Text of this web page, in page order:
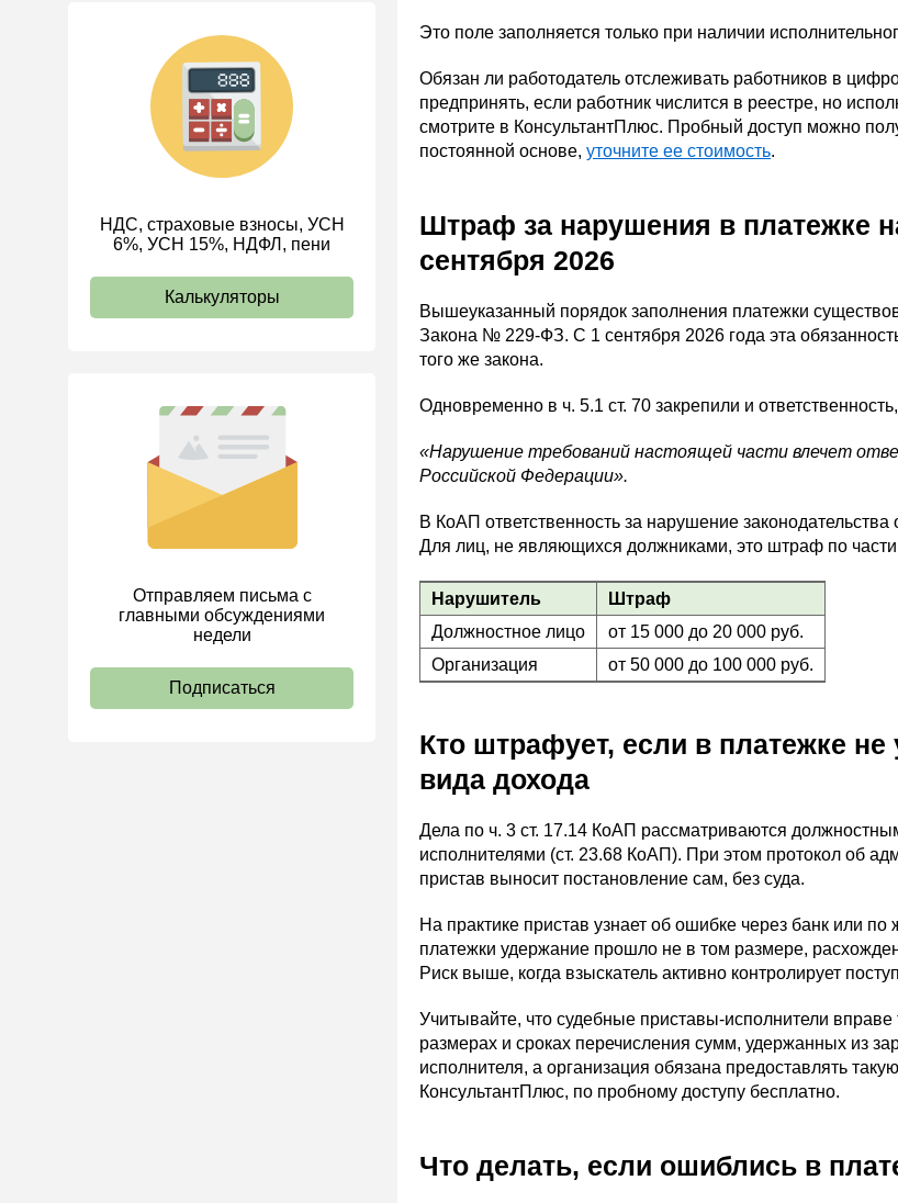
должностные инструкции
Трудовые книжки
Кадровые документы и
образцы
Персональные данные
ИП
НДС, страховые взносы, УСН
6%, УСН 15%, НДФЛ, пени
Калькуляторы
Отправляем письма с
главными обсуждениями
недели
Подписаться
Это поле заполняется только при наличии
Обязан ли работодатель отслеживать работников в
предпринять, если работник числится в реестре, но
смотрите в КонсультантПлюс. Пробный доступ можно
постоянной основе, уточните ее стоимость.
Штраф за нарушения в платежке
сентября 2026
Вышеуказанный порядок заполнения платежки
Закона № 229-ФЗ. С 1 сентября 2026 года эта
того же закона.
Одновременно в ч. 5.1 ст. 70 закрепили и
«Нарушение требований настоящей части влечет
Российской Федерации».
В КоАП ответственность за нарушение
Для лиц, не являющихся должниками, это штраф по части
Нарушитель
Штраф
Должностное лицо
от 15 000 до 20 000 руб.
Организация
от 50 000 до 100 000 руб.
Кто штрафует, если в платежке не
вида дохода
Дела по ч. 3 ст. 17.14 КоАП рассматриваются
исполнителями (ст. 23.68 КоАП). При этом протокол об
пристав выносит постановление сам, без суда.
На практике пристав узнает об ошибке через банк или
платежки удержание прошло не в том размере,
Риск выше, когда взыскатель активно контролирует
Учитывайте, что судебные приставы-исполнители
размерах и сроках перечисления сумм, удержанных из
исполнителя, а организация обязана предоставлять
КонсультантПлюс, по пробному доступу бесплатно.
Что делать, если ошиблись в